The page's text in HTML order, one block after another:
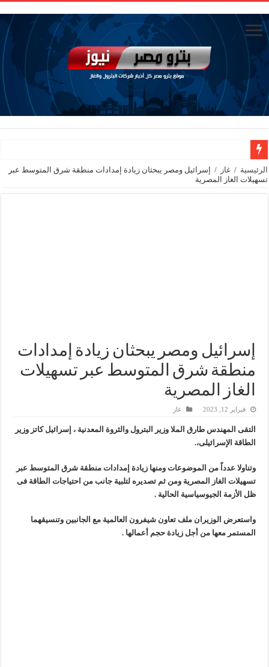
تاون جاس تسيطر علي كسر ماسورة في ترعة الإسماعيلية
وزير البترول والثروة المعدنية يتفقد استئناف أعمال الحفر بحقل البركة في أسوان بعد توقف منذ عام 2022.. ويؤكد: كامل الاهتمام لوضع صعيد مصر
الرئيسية / غاز /
إسرائيل ومصر يبحثان زيادة إمدادات منطقة شرق المتوسط عبر
تسهيلات الغاز المصرية
إسرائيل ومصر يبحثان زيادة إمدادات
منطقة شرق المتوسط عبر تسهيلات
الغاز المصرية
فبراير 12, 2023 غاز
التقى المهندس طارق الملا وزير البترول والثروة المعدنية ، إسرائيل كاتز وزير
الطاقة الإسرائيلى،.
وتناولا عدداً من الموضوعات ومنها زيادة إمدادات منطقة شرق المتوسط عبر
تسهيلات الغاز المصرية ومن ثم تصديره لتلبية جانب من احتياجات الطاقة فى
ظل الأزمة الجيوسياسية الحالية .
واستعرض الوزيران ملف تعاون شيفرون العالمية مع الجانبين وتنسيقهما
المستمر معها من أجل زيادة حجم أعمالها .